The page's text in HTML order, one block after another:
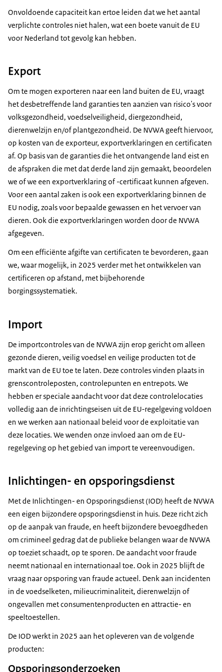
Onvoldoende capaciteit kan ertoe leiden dat we het aantal
verplichte controles niet halen, wat een boete vanuit de EU
voor Nederland tot gevolg kan hebben.
Export
Om te mogen exporteren naar een land buiten de EU, vraagt
het desbetreffende land garanties ten aanzien van risico's voor
volksgezondheid, voedselveiligheid, diergezondheid,
dierenwelzijn en/of plantgezondheid. De NVWA geeft hiervoor,
op kosten van de exporteur, exportverklaringen en certificaten
af. Op basis van de garanties die het ontvangende land eist en
de afspraken die met dat derde land zijn gemaakt, beoordelen
we of we een exportverklaring of -certificaat kunnen afgeven.
Voor een aantal zaken is ook een exportverklaring binnen de
EU nodig, zoals voor bepaalde gewassen en het vervoer van
dieren. Ook die exportverklaringen worden door de NVWA
afgegeven.
Om een efficiënte afgifte van certificaten te bevorderen, gaan
we, waar mogelijk, in 2025 verder met het ontwikkelen van
certificeren op afstand, met bijbehorende
borgingssystematiek.
Import
De importcontroles van de NVWA zijn erop gericht om alleen
gezonde dieren, veilig voedsel en veilige producten tot de
markt van de EU toe te laten. Deze controles vinden plaats in
grenscontroleposten, controlepunten en entrepots. We
hebben er speciale aandacht voor dat deze controlelocaties
volledig aan de inrichtingseisen uit de EU-regelgeving voldoen
en we werken aan nationaal beleid voor de exploitatie van
deze locaties. We wenden onze invloed aan om de EU-
regelgeving op het gebied van import te vereenvoudigen.
Inlichtingen- en opsporingsdienst
Met de Inlichtingen- en Opsporingsdienst (IOD) heeft de NVWA
een eigen bijzondere opsporingsdienst in huis. Deze richt zich
op de aanpak van fraude, en heeft bijzondere bevoegdheden
om crimineel gedrag dat de publieke belangen waar de NVWA
op toeziet schaadt, op te sporen. De aandacht voor fraude
neemt nationaal en internationaal toe. Ook in 2025 blijft de
vraag naar opsporing van fraude actueel. Denk aan incidenten
in de voedselketen, milieucriminaliteit, dierenwelzijn of
ongevallen met consumentenproducten en attractie- en
speeltoestellen.
De IOD werkt in 2025 aan het opleveren van de volgende
producten:
Opsporingsonderzoeken